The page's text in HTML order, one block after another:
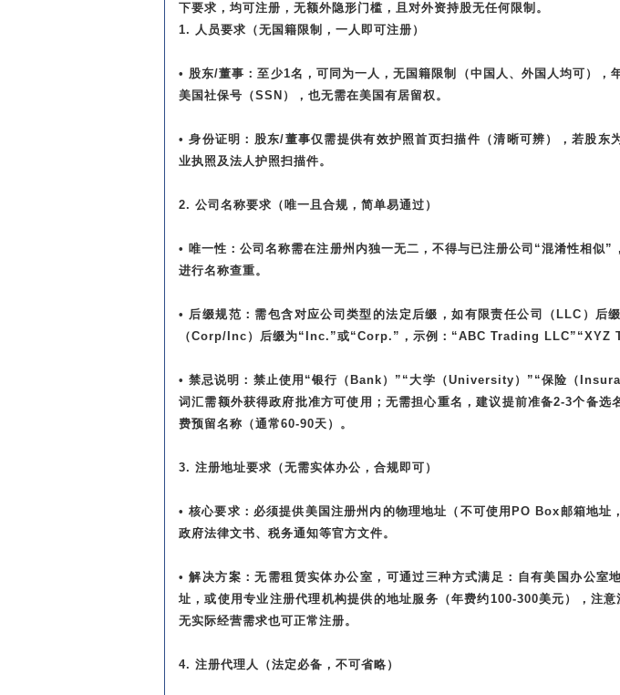
下要求，均可注册，无额外隐形门槛，且对外资持股无任何限制。
1. 人员要求（无国籍限制，一人即可注册）
• 股东/董事：至少1名，可同为一人，无国籍限制（中国人、外国人均可），
美国社保号（SSN），也无需在美国有居留权。
• 身份证明：股东/董事仅需提供有效护照首页扫描件（清晰可辨），若股东
业执照及法人护照扫描件。
2. 公司名称要求（唯一且合规，简单易通过）
• 唯一性：公司名称需在注册州内独一无二，不得与已注册公司“混淆性相似”
进行名称查重。
• 后缀规范：需包含对应公司类型的法定后缀，如有限责任公司（LLC）后
（Corp/Inc）后缀为“Inc.”或“Corp.”，示例：“ABC Trading LLC”“XYZ
• 禁忌说明：禁止使用“银行（Bank）”“大学（University）”“保险（
词汇需额外获得政府批准方可使用；无需担心重名，建议提前准备2-3个备选
费预留名称（通常60-90天）。
3. 注册地址要求（无需实体办公，合规即可）
• 核心要求：必须提供美国注册州内的物理地址（不可使用PO Box邮箱地址
政府法律文书、税务通知等官方文件。
• 解决方案：无需租赁实体办公室，可通过三种方式满足：自有美国办公室
址，或使用专业注册代理机构提供的地址服务（年费约100-300美元），注意
无实际经营需求也可正常注册。
4. 注册代理人（法定必备，不可省略）